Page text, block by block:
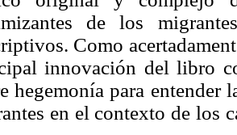
de los
Como
innovación del libro
hegemonía para entender
en el contexto de los